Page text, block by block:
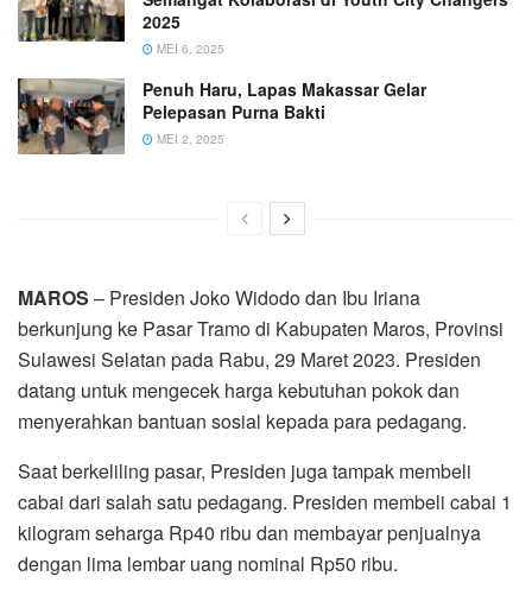
2025
MEI 6, 2025
Penuh Haru, Lapas Makassar Gelar
Pelepasan Purna Bakti
MEI 2, 2025
MAROS – Presiden Joko Widodo dan Ibu Iriana
berkunjung ke Pasar Tramo di Kabupaten Maros, Provinsi
Sulawesi Selatan pada Rabu, 29 Maret 2023. Presiden
datang untuk mengecek harga kebutuhan pokok dan
menyerahkan bantuan sosial kepada para pedagang.
Saat berkeliling pasar, Presiden juga tampak membeli
cabai dari salah satu pedagang. Presiden membeli cabai 1
kilogram seharga Rp40 ribu dan membayar penjualnya
dengan lima lembar uang nominal Rp50 ribu.